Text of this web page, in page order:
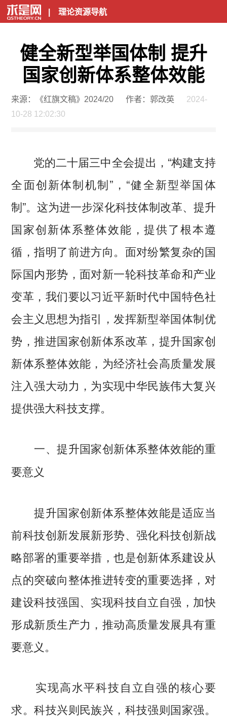
| 理论资源导航
健全新型举国体制 提升
国家创新体系整体效能
来源：《红旗文稿》2024/20 作者：郭改英
2024-
10-28 12:02:30
党的二十届三中全会提出，“构建支持
全面创新体制机制”，“健全新型举国体
制”。这为进一步深化科技体制改革、提升
国家创新体系整体效能，提供了根本遵
循，指明了前进方向。面对纷繁复杂的国
际国内形势，面对新一轮科技革命和产业
变革，我们要以习近平新时代中国特色社
会主义思想为指引，发挥新型举国体制优
势，推进国家创新体系改革，提升国家创
新体系整体效能，为经济社会高质量发展
注入强大动力，为实现中华民族伟大复兴
提供强大科技支撑。
一、提升国家创新体系整体效能的重
要意义
提升国家创新体系整体效能是适应当
前科技创新发展新形势、强化科技创新战
略部署的重要举措，也是创新体系建设从
点的突破向整体推进转变的重要选择，对
建设科技强国、实现科技自立自强，加快
形成新质生产力，推动高质量发展具有重
要意义。
实现高水平科技自立自强的核心要
求。科技兴则民族兴，科技强则国家强。